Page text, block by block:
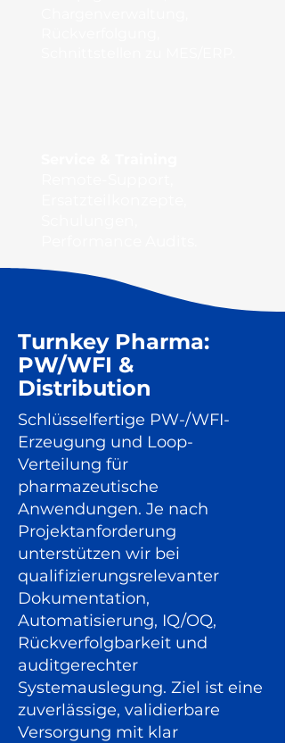
Turnkey Pharma:
PW/WFI &
Distribution
Schlüsselfertige PW-/WFI-
Erzeugung und Loop-
Verteilung für
pharmazeutische
Anwendungen. Je nach
Projektanforderung
unterstützen wir bei
qualifizierungsrelevanter
Dokumentation,
Automatisierung, IQ/OQ,
Rückverfolgbarkeit und
auditgerechter
Systemauslegung. Ziel ist eine
zuverlässige, validierbare
Versorgung mit klar